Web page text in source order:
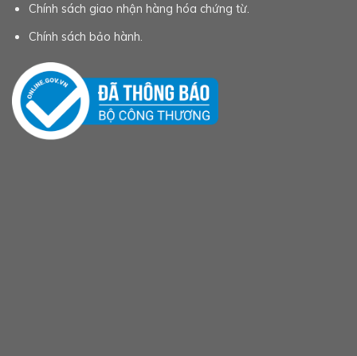
Chính sách giao nhận hàng hóa chứng từ.
Chính sách bảo hành.